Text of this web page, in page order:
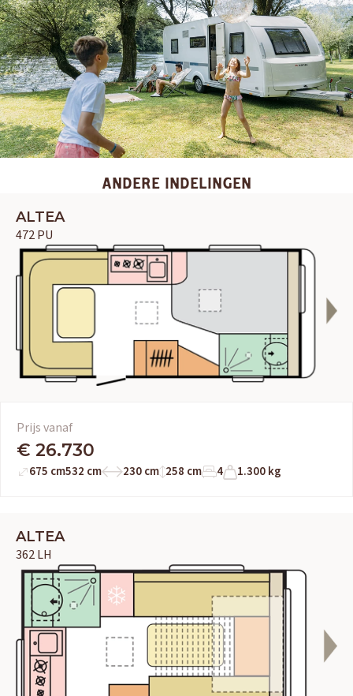
ANDERE INDELINGEN
ALTEA
472 PU
Prijs vanaf
€ 26.730
675 cm532 cm 230 cm 258 cm 4 1.300 kg
ALTEA
362 LH